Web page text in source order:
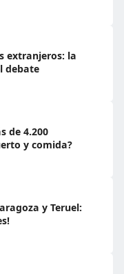
extranjeros: la
debate
de 4.200
y comida?
y Teruel: